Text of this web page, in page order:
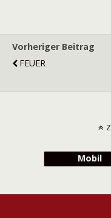
Vorheriger Beitrag
FEUER
Mobil